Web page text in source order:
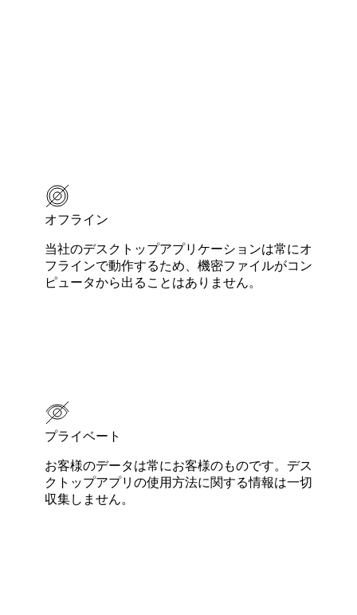
オフライン
当社のデスクトップアプリケーションは常にオ
フラインで動作するため、機密ファイルがコン
ピュータから出ることはありません。
プライベート
お客様のデータは常にお客様のものです。デス
クトップアプリの使用方法に関する情報は一切
収集しません。